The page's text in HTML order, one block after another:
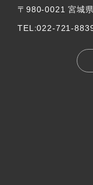
〒980-0021 宮城
TEL:022-721-